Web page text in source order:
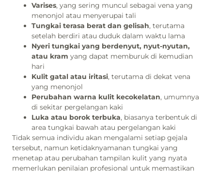
Varises, yang sering muncul sebagai vena yang
menonjol atau menyerupai tali
Tungkai terasa berat dan gelisah, terutama
setelah berdiri atau duduk dalam waktu lama
Nyeri tungkai yang berdenyut, nyut-nyutan,
atau kram yang dapat memburuk di kemudian
hari
Kulit gatal atau iritasi, terutama di dekat vena
yang menonjol
Perubahan warna kulit kecokelatan, umumnya
di sekitar pergelangan kaki
Luka atau borok terbuka, biasanya terbentuk di
area tungkai bawah atau pergelangan kaki
Tidak semua individu akan mengalami setiap gejala
tersebut, namun ketidaknyamanan tungkai yang
menetap atau perubahan tampilan kulit yang nyata
memerlukan penilaian profesional untuk memastikan